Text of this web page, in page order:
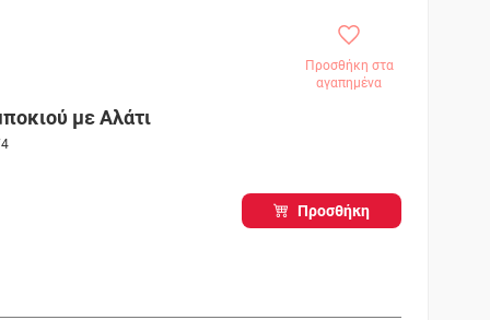
Προσθήκη στα
αγαπημένα
με Αλάτι
Προσθήκη